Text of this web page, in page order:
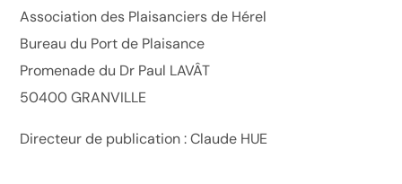
Association des Plaisanciers de Hérel
Bureau du Port de Plaisance
Promenade du Dr Paul LAVÂT
50400 GRANVILLE
Directeur de publication : Claude HUE